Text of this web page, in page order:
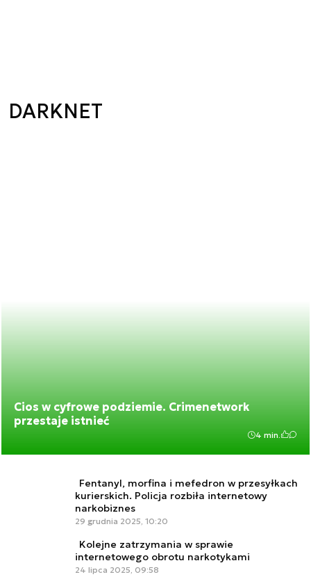
DARKNET
Cios w cyfrowe podziemie. Crimenetwork
przestaje istnieć
4 min.
Fentanyl, morfina i mefedron w przesyłkach
kurierskich. Policja rozbiła internetowy
narkobiznes
29 grudnia 2025, 10:20
Kolejne zatrzymania w sprawie
internetowego obrotu narkotykami
24 lipca 2025, 09:58